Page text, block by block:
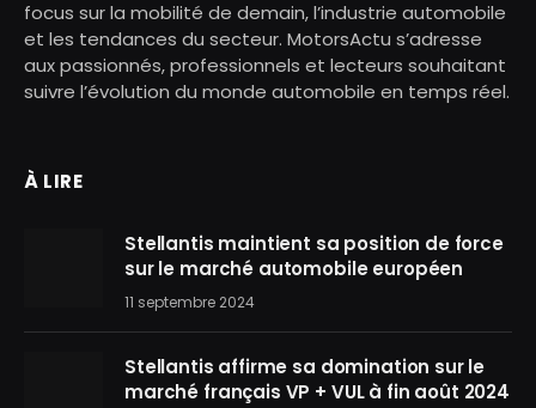
focus sur la mobilité de demain, l’industrie automobile
et les tendances du secteur. MotorsActu s’adresse
aux passionnés, professionnels et lecteurs souhaitant
suivre l’évolution du monde automobile en temps réel.
À LIRE
Stellantis maintient sa position de force
sur le marché automobile européen
11 septembre 2024
Stellantis affirme sa domination sur le
marché français VP + VUL à fin août 2024